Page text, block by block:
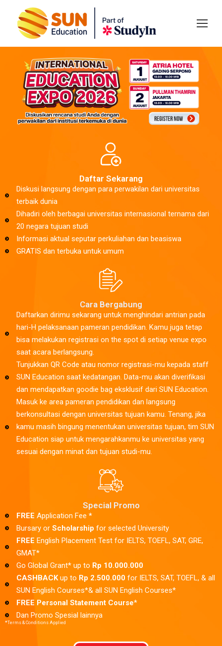
Daftar Sekarang
Diskusi langsung dengan para perwakilan dari universitas
terbaik dunia
Dihadiri oleh berbagai universitas internasional ternama dari
20 negara tujuan studi
Informasi aktual seputar perkuliahan dan beasiswa
GRATIS dan terbuka untuk umum
Cara Bergabung
Daftarkan dirimu sekarang untuk menghindari antrian pada
hari-H pelaksanaan pameran pendidikan. Kamu juga tetap
bisa melakukan registrasi on the spot di setiap venue expo
saat acara berlangsung.
Tunjukkan QR Code atau nomor registrasi-mu kepada staff
SUN Education saat kedatangan. Data-mu akan diverifikasi
dan mendapatkan goodie bag eksklusif dari SUN Education.
Masuk ke area pameran pendidikan dan langsung
berkonsultasi dengan universitas tujuan kamu. Tenang, jika
kamu masih bingung menentukan universitas tujuan, tim SUN
Education siap untuk mengarahkanmu ke universitas yang
sesuai dengan minat dan tujuan studi-mu.
Special Promo
FREE Application Fee *
Bursary or Scholarship for selected University
FREE English Placement Test for IELTS, TOEFL, SAT, GRE,
GMAT*
Go Global Grant* up to Rp 10.000.000
CASHBACKup to Rp 2.500.000 for IELTS, SAT, TOEFL, & all
SUN English Courses*& all SUN English Courses*
FREE Personal Statement Course*
Dan Promo Spesial lainnya
*Terms & Conditions Applied